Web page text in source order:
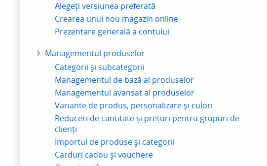
Alegeți versiunea preferată
Crearea unui nou magazin online
Prezentare generală a contului
Managementul produselor
Categorii și subcategorii
Managementul de bază al produselor
Managementul avansat al produselor
Variante de produs, personalizare și culori
Reduceri de cantitate și prețuri pentru grupuri de
clienți
Importul de produse și categorii
Carduri cadou și vouchere